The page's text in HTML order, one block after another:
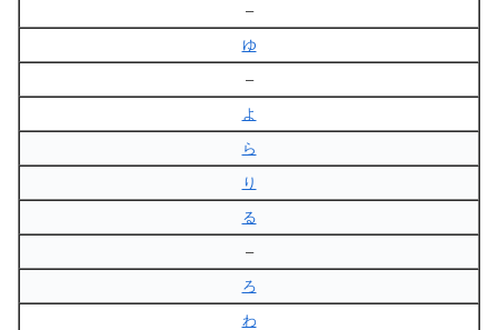
–
ゆ
–
よ
ら
り
る
–
ろ
わ